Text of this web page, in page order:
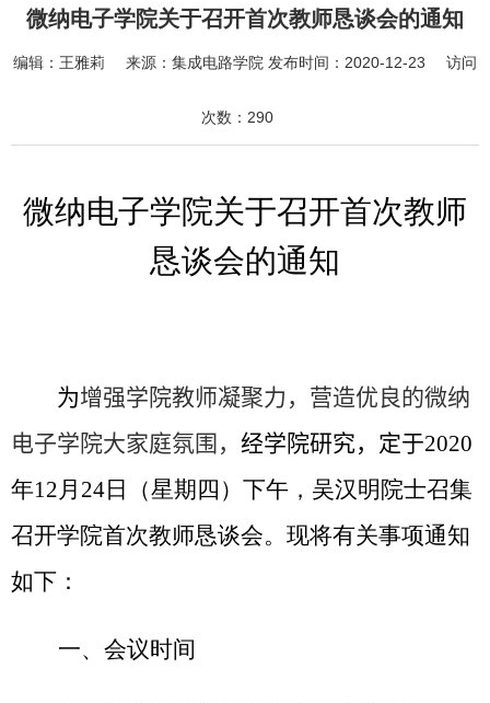
微纳电子学院关于召开首次教师恳谈会的通知
编辑： 王雅莉 来源： 集成电路学院 发布时间： 2020-12-23 访问
次数： 290
微纳电子学院关于召开首次教师
恳谈会的通知
为增强学院教师凝聚力，营造优良的微纳
电子学院大家庭氛围， 经学院研究，定于2020
年12月 24日（星期四）下午，吴汉明院士召集
召开学院首次教师恳谈会。 现将有关事项通知
如下：
一、会议时间